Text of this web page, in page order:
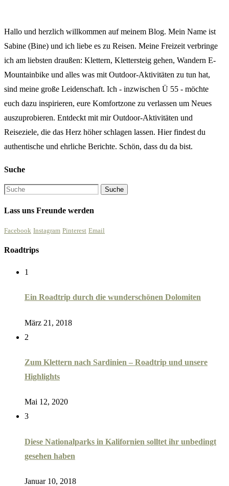
Hallo und herzlich willkommen auf meinem Blog. Mein Name ist
Sabine (Bine) und ich liebe es zu Reisen. Meine Freizeit verbringe
ich am liebsten draußen: Klettern, Klettersteig gehen, Wandern E-
Mountainbike und alles was mit Outdoor-Aktivitäten zu tun hat,
sind meine große Leidenschaft. Ich - inzwischen Ü 55 - möchte
euch dazu inspirieren, eure Komfortzone zu verlassen um Neues
auszuprobieren. Entdeckt mit mir Outdoor-Aktivitäten und
Reiseziele, die das Herz höher schlagen lassen. Hier findest du
authentische und ehrliche Berichte. Schön, dass du da bist.
Suche
Lass uns Freunde werden
Facebook Instagram Pinterest Email
Roadtrips
1
Ein Roadtrip durch die wunderschönen Dolomiten
März 21, 2018
2
Zum Klettern nach Sardinien – Roadtrip und unsere
Highlights
Mai 12, 2020
3
Diese Nationalparks in Kalifornien solltet ihr unbedingt
gesehen haben
Januar 10, 2018